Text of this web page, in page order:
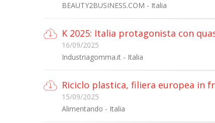
BEAUTY2BUSINESS.COM - Italia
K 2025: Italia protagonista con
16/09/2025
Industriagomma.it - Italia
Riciclo plastica, filiera europea in
15/09/2025
Alimentando - Italia